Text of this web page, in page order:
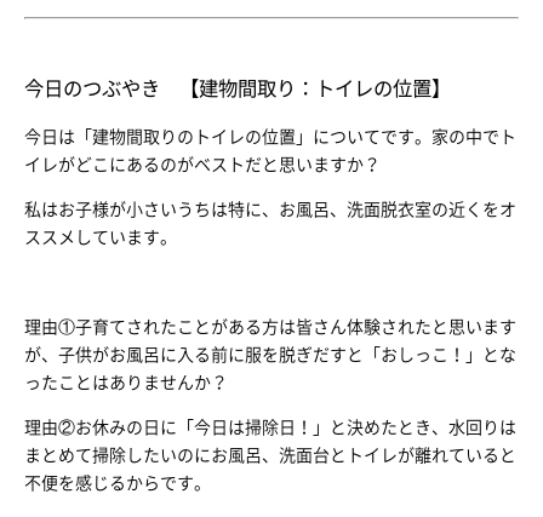
今日のつぶやき 【建物間取り：トイレの位置】
今日は「建物間取りのトイレの位置」についてです。家の中でト
イレがどこにあるのがベストだと思いますか？
私はお子様が小さいうちは特に、お風呂、洗面脱衣室の近くをオ
ススメしています。
理由①子育てされたことがある方は皆さん体験されたと思います
が、子供がお風呂に入る前に服を脱ぎだすと「おしっこ！」とな
ったことはありませんか？
理由②お休みの日に「今日は掃除日！」と決めたとき、水回りは
まとめて掃除したいのにお風呂、洗面台とトイレが離れていると
不便を感じるからです。